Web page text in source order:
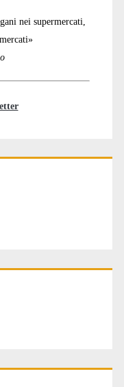
nei supermercati,